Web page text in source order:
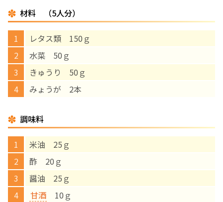
材料 （5人分）
レタス類 150ｇ
水菜 50ｇ
きゅうり 50ｇ
みょうが 2本
調味料
米油 25ｇ
酢 20ｇ
醤油 25ｇ
甘酒 10ｇ
‘さんルーム’ でさまざまな講座・クラス
遠方にお住まいで当院での出産を希望される方へ
医師プロフィール